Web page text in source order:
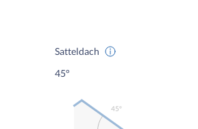
Satteldach
45°
45º